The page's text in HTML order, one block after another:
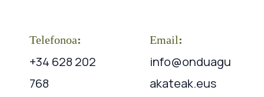
Telefonoa:
+34 628 202
768
Email:
info@onduagu
akateak.eus